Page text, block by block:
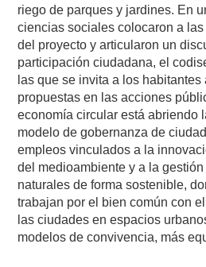
riego de parques y jardines. En
ciencias sociales colocaron a
del proyecto y articularon un
participación ciudadana, el
las que se invita a los
propuestas en las acciones
economía circular está abriendo
modelo de gobernanza de
empleos vinculados a la
del medioambiente y a la
naturales de forma sostenible,
trabajan por el bien común con
las ciudades en espacios
modelos de convivencia, más